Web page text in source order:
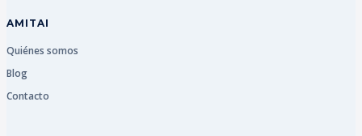
AMITAI
Quiénes somos
Blog
Contacto